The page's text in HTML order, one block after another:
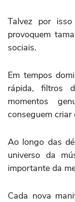
Talvez por
provoquem
sociais.
Em tempos
rápida, filtros
momentos
conseguem
Ao longo das
universo da
importante da
Cada nova